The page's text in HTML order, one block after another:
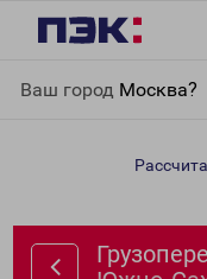
Ваш город Москва?
Южно-Сахалинск